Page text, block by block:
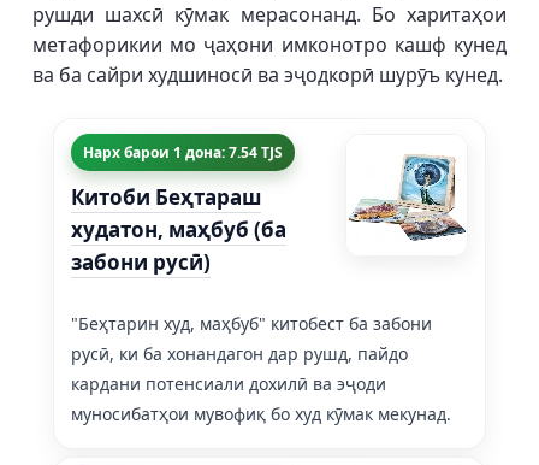
рушди шахсӣ кӯмак мерасонанд. Бо харитаҳои
метафорикии мо ҷаҳони имконотро кашф кунед
ва ба сайри худшиносӣ ва эҷодкорӣ шурӯъ кунед.
Нарх барои 1 дона: 7.54 TJS
Китоби Беҳтараш
худатон, маҳбуб (ба
забони русӣ)
"Беҳтарин худ, маҳбуб" китобест ба забони
русӣ, ки ба хонандагон дар рушд, пайдо
кардани потенсиали дохилӣ ва эҷоди
муносибатҳои мувофиқ бо худ кӯмак мекунад.